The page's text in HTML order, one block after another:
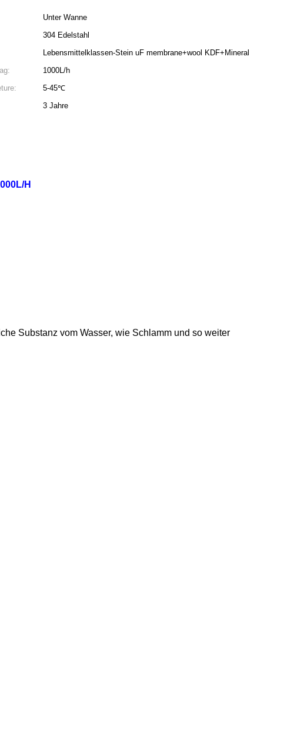
Unter Wanne
304 Edelstahl
Lebensmittelklassen-Stein uF membrane+wool KDF+Mineral
1000L/h
5-45℃
3 Jahre
H
Substanz vom Wasser, wie Schlamm und so weiter